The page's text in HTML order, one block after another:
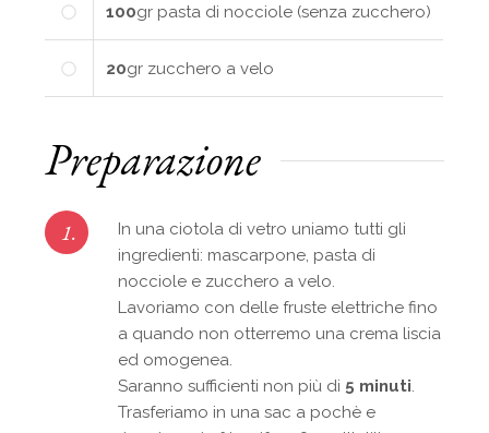
100gr pasta di nocciole (senza zucchero)
20gr zucchero a velo
Preparazione
1.
In una ciotola di vetro uniamo tutti gli
ingredienti: mascarpone, pasta di
nocciole e zucchero a velo.
Lavoriamo con delle fruste elettriche fino
a quando non otterremo una crema liscia
ed omogenea.
Saranno sufficienti non più di 5 minuti.
Trasferiamo in una sac a pochè e